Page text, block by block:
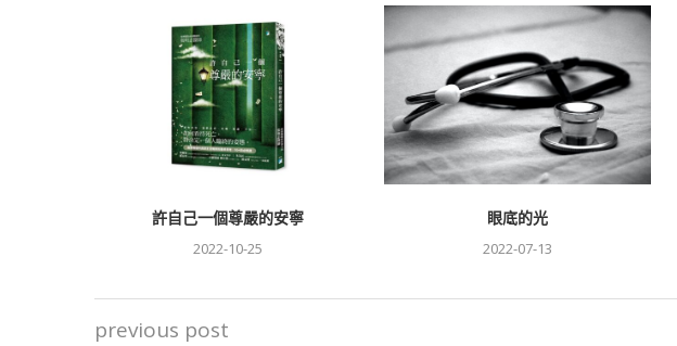
許自己一個尊嚴的安寧
2022-10-25
眼底的光
2022-07-13
previous post